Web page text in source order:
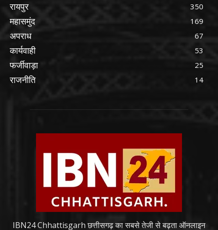
रायपुर 350
महासमुंद 169
अपराध 67
कार्यवाही 53
फर्जीवाड़ा 25
राजनीति 14
IBN24 Chhattisgarh छत्तीसगढ़ का सबसे तेजी से बढ़ता ऑनलाइन